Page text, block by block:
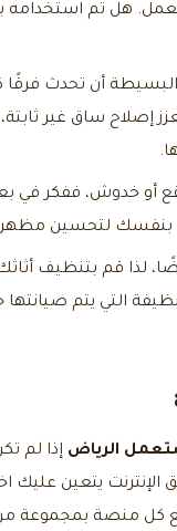
هل تم استخدامه
أن تحدث فرقًا
إصلاح ساق غير
بقع أو خدوش، ففكر في
بنفسك لتحسين
لذا قم بتنظيف
التي يتم صيانتها
الرياض إذا لم
يتعين عليك
كل منصة بمجموعة من